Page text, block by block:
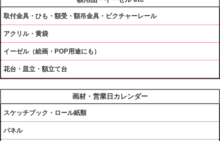
取付金具・ひも・額受・額吊金具・ピクチャーレール
アクリル・黄袋
イーゼル（絵画・POP用途にも）
花台・皿立・額立て台
画材・営業日カレンダー
スケッチブック・ロール紙類
パネル